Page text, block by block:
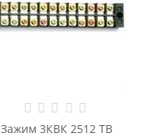
Зажим 3КВК 2512 ТВ